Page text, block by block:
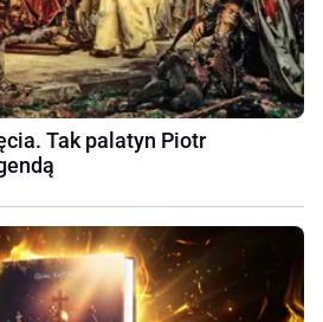
Tak palatyn Piotr